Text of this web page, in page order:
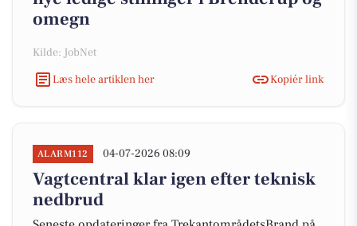
omegn
Kilde: JobNet
Læs hele artiklen her
Kopiér link
ALARM112 04-07-2026 08:09
Vagtcentral klar igen efter teknisk
nedbrud